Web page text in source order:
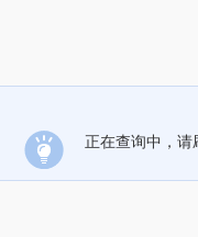
正在查询中，请